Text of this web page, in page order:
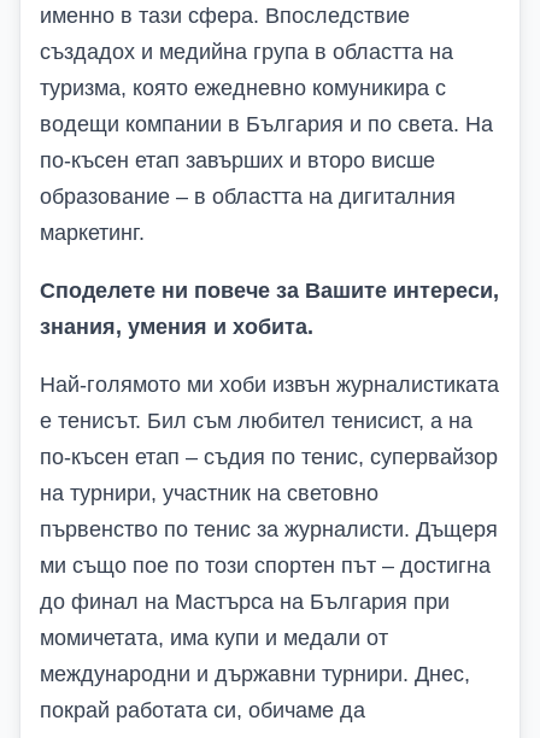
именно в тази сфера. Впоследствие
създадох и медийна група в областта на
туризма, която ежедневно комуникира с
водещи компании в България и по света. На
по-късен етап завърших и второ висше
образование – в областта на дигиталния
маркетинг.
Споделете ни повече за Вашите интереси,
знания, умения и хобита.
Най-голямото ми хоби извън журналистиката
е тенисът. Бил съм любител тенисист, а на
по-късен етап – съдия по тенис, супервайзор
на турнири, участник на световно
първенство по тенис за журналисти. Дъщеря
ми също пое по този спортен път – достигна
до финал на Мастърса на България при
момичетата, има купи и медали от
международни и държавни турнири. Днес,
покрай работата си, обичаме да